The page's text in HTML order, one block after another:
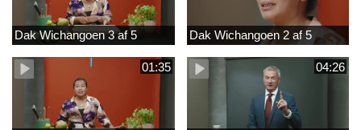
Dak Wichangoen 3 af 5 Dak Wichangoen 2 af 5
01:35 04:26